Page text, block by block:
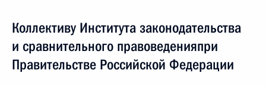
Коллективу Института законодательства
и сравнительного правоведенияпри
Правительстве Российской Федерации